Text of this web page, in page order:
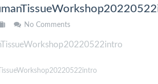
No Comments